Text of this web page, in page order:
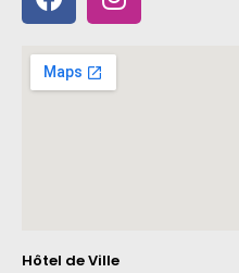
Hôtel de Ville